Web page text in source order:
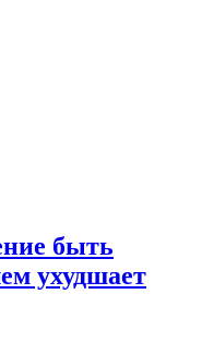
быть
ухудшает